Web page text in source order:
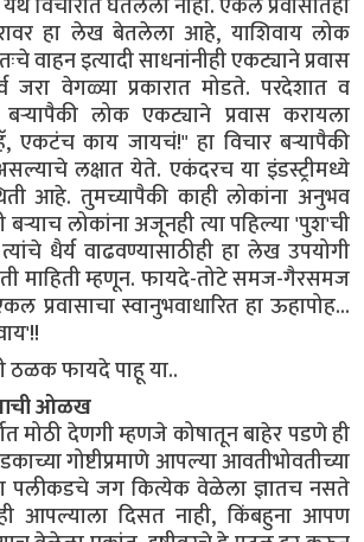
हा लेख बेतलेला आहे, याशिवाय लोक
वाहन इत्यादी साधनांनीही एकट्याने प्रवास
वेगळ्या प्रकारात मोडते. परदेशात व
लोक एकट्याने प्रवास करायला
काय जायचं!" हा विचार बऱ्यापैकी
लक्षात येते. एकंदरच या इंडस्ट्रीमध्ये
आहे. तुमच्यापैकी काही लोकांना अनुभव
लोकांना अजूनही त्या पहिल्या 'पुश'ची
धैर्य वाढवण्यासाठीही हा लेख उपयोगी
माहिती म्हणून. फायदे-तोटे समज-गैरसमज
प्रवासाचा स्वानुभवाधारित हा ऊहापोह...
ठळक फायदे पाहू या..
ओळख
मोठी देणगी म्हणजे कोषातून बाहेर पडणे ही
गोष्टीप्रमाणे आपल्या आवतीभोवतीच्या
पलीकडचे जग कित्येक वेळेला ज्ञातच नसते
आपल्याला दिसत नाही, किंबहुना आपण